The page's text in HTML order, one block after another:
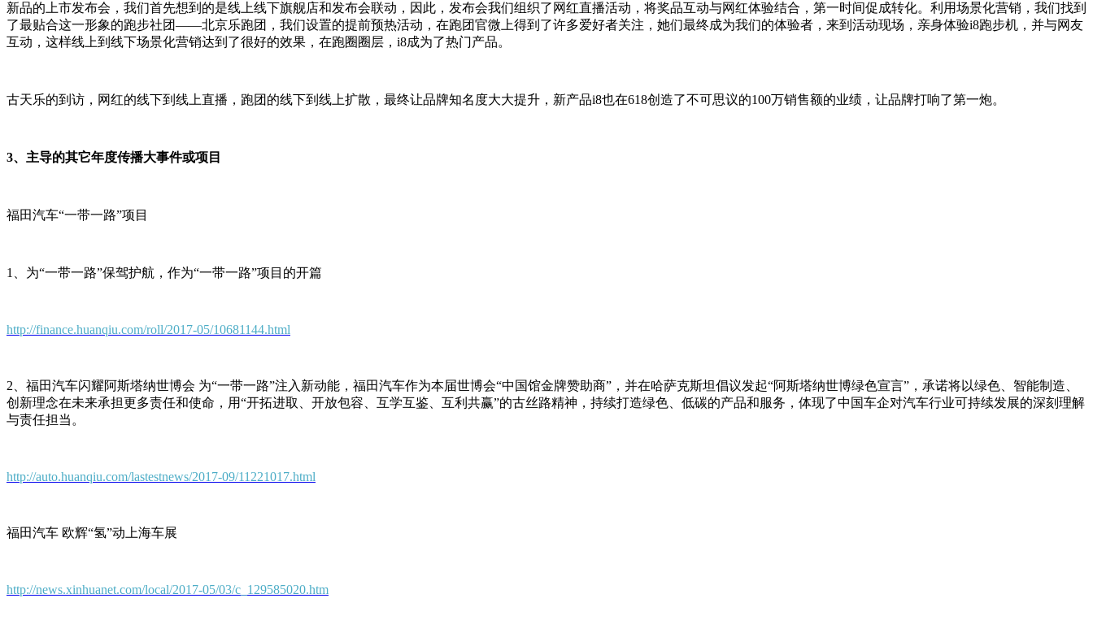
新品的上市发布会，我们首先想到的是线上线下旗舰店和发布会联动，因此，发布会我们组织了网红直播活动，将奖品互动与网红体验结合，第一时间促成转化。利用场景化营销，我们找到
了最贴合这一形象的跑步社团——北京乐跑团，我们设置的提前预热活动，在跑团官微上得到了许多爱好者关注，她们最终成为我们的体验者，来到活动现场，亲身体验i8跑步机，并与网友
互动，这样线上到线下场景化营销达到了很好的效果，在跑圈圈层，i8成为了热门产品。
古天乐的到访，网红的线下到线上直播，跑团的线下到线上扩散，最终让品牌知名度大大提升，新产品i8也在618创造了不可思议的100万销售额的业绩，让品牌打响了第一炮。
3、主导的其它年度传播大事件或项目
福田汽车“一带一路”项目
1、为“一带一路”保驾护航，作为“一带一路”项目的开篇
http://finance.huanqiu.com/roll/2017-05/10681144.html
2、福田汽车闪耀阿斯塔纳世博会 为“一带一路”注入新动能，福田汽车作为本届世博会“中国馆金牌赞助商”，并在哈萨克斯坦倡议发起“阿斯塔纳世博绿色宣言”，承诺将以绿色、智能制造、
创新理念在未来承担更多责任和使命，用“开拓进取、开放包容、互学互鉴、互利共赢”的古丝路精神，持续打造绿色、低碳的产品和服务，体现了中国车企对汽车行业可持续发展的深刻理解
与责任担当。
http://auto.huanqiu.com/lastestnews/2017-09/11221017.html
福田汽车 欧辉“氢”动上海车展
http://news.xinhuanet.com/local/2017-05/03/c_129585020.htm